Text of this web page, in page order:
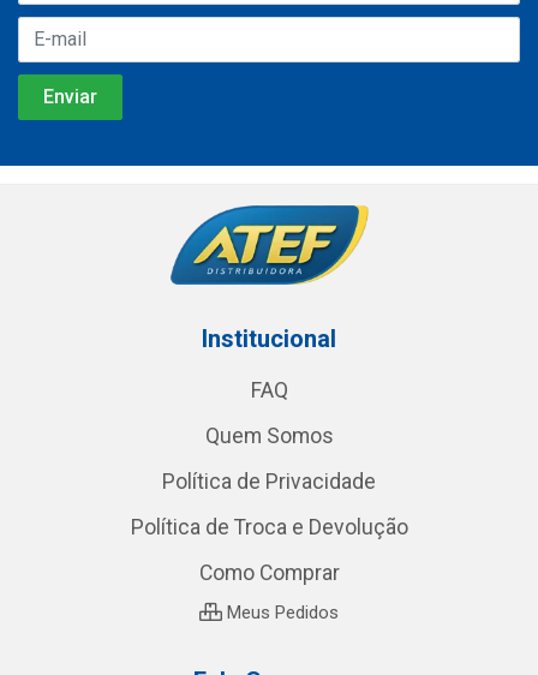
Institucional
FAQ
Quem Somos
Política de Privacidade
Política de Troca e Devolução
Como Comprar
Meus Pedidos